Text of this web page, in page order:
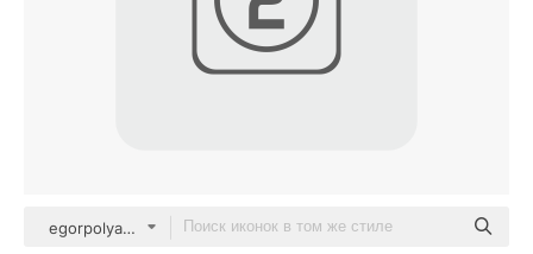
egorpolyakov Others